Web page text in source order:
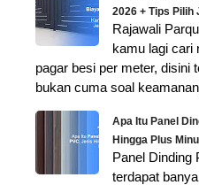
2026 + Tips Pilih
Rajawali
kamu lagi cari
pagar besi per meter, disini
bukan cuma soal
Apa Itu Panel
Hingga Plus
Panel
terdapat